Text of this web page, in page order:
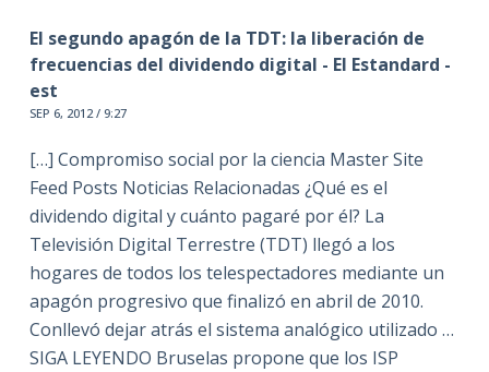
El segundo apagón de la TDT: la liberación de
frecuencias del dividendo digital - El Estandard -
est
SEP 6, 2012 / 9:27
[…] Compromiso social por la ciencia Master Site
Feed Posts Noticias Relacionadas ¿Qué es el
dividendo digital y cuánto pagaré por él? La
Televisión Digital Terrestre (TDT) llegó a los
hogares de todos los telespectadores mediante un
apagón progresivo que finalizó en abril de 2010.
Conllevó dejar atrás el sistema analógico utilizado …
SIGA LEYENDO Bruselas propone que los ISP